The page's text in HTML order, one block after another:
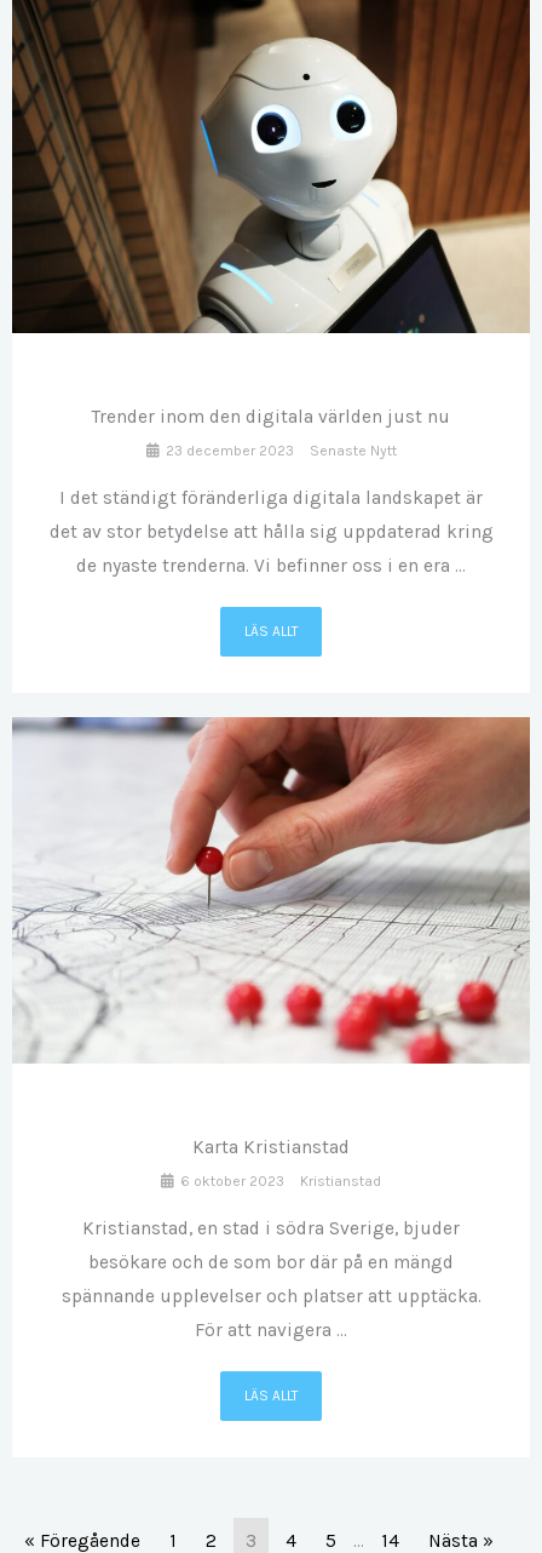
DEC
Trender inom den digitala världen just nu
23 december 2023 Senaste Nytt
I det ständigt föränderliga digitala landskapet är
det av stor betydelse att hålla sig uppdaterad kring
de nyaste trenderna. Vi befinner oss i en era ...
LÄS ALLT
Karta Kristianstad
6 oktober 2023 Kristianstad
Kristianstad, en stad i södra Sverige, bjuder
besökare och de som bor där på en mängd
spännande upplevelser och platser att upptäcka.
För att navigera ...
LÄS ALLT
« Föregående 1 2 3 4 5 … 14 Nästa »